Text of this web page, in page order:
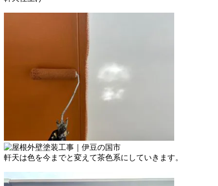
軒天は色を今までと変えて茶色系にしていきます。